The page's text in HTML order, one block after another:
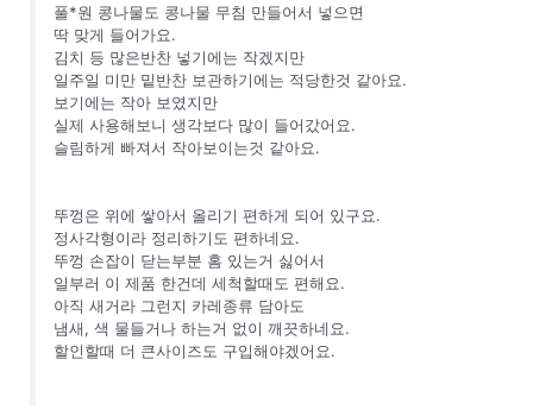
풀*원 콩나물도 콩나물 무침 만들어서 넣으면
딱 맞게 들어가요.
김치 등 많은반찬 넣기에는 작겠지만
일주일 미만 밑반찬 보관하기에는 적당한것 같아요.
보기에는 작아 보였지만
실제 사용해보니 생각보다 많이 들어갔어요.
슬림하게 빠져서 작아보이는것 같아요.
뚜껑은 위에 쌓아서 올리기 편하게 되어 있구요.
정사각형이라 정리하기도 편하네요.
뚜껑 손잡이 닫는부분 홈 있는거 싫어서
일부러 이 제품 한건데 세척할때도 편해요.
아직 새거라 그런지 카레종류 담아도
냄새, 색 물들거나 하는거 없이 깨끗하네요.
할인할때 더 큰사이즈도 구입해야겠어요.